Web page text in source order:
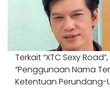
Terkait “XTC Sexy
“Penggunaan Nama
Ketentuan Perundang-